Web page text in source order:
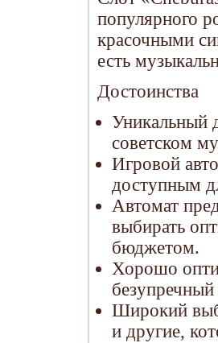
популярного
красочными
есть
Достоинства
Уникальный
советском
Игровой
доступным
Автомат
выбирать
бюджетом.
Хорошо
Широкий
и другие,